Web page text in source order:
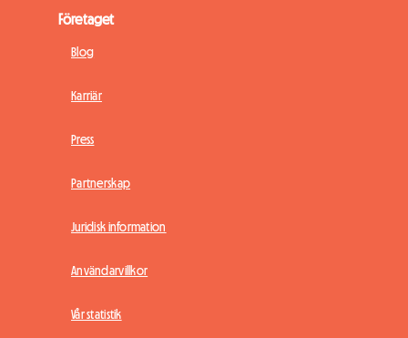
Företaget
Blog
Karriär
Press
Partnerskap
Juridisk information
Användarvillkor
Vår statistik